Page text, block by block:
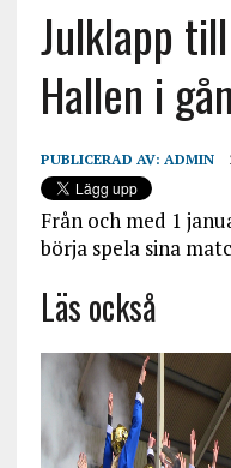
Julklapp
Hallen i
PUBLICERAD AV: ADMIN
Från och med 1
börja spela sina
Läs också